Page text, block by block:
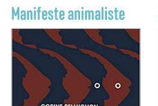
Manifeste animaliste